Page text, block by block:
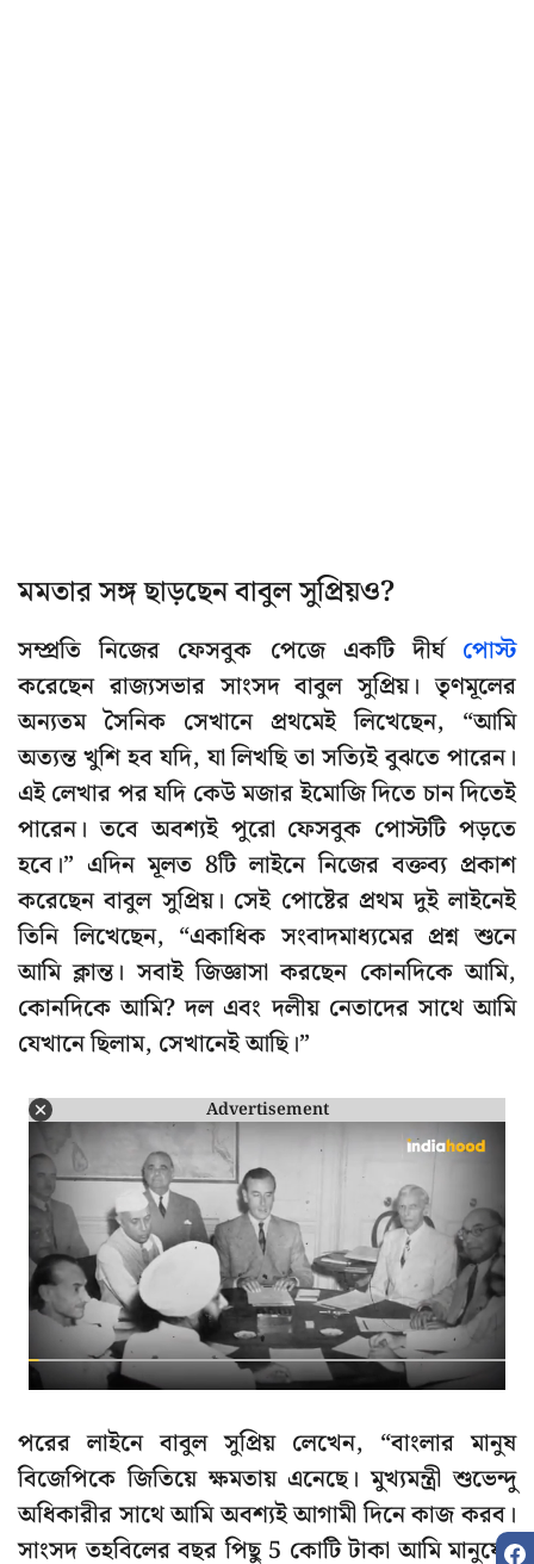
মমতার সঙ্গ ছাড়ছেন বাবুল সুপ্রিয়ও?
সম্প্রতি নিজের ফেসবুক পেজে একটি দীর্ঘ পোস্ট
করেছেন রাজ্যসভার সাংসদ বাবুল সুপ্রিয়। তৃণমূলের
অন্যতম সৈনিক সেখানে প্রথমেই লিখেছেন, “আমি
অত্যন্ত খুশি হব যদি, যা লিখছি তা সত্যিই বুঝতে পারেন।
এই লেখার পর যদি কেউ মজার ইমোজি দিতে চান দিতেই
পারেন। তবে অবশ্যই পুরো ফেসবুক পোস্টটি পড়তে
হবে।” এদিন মূলত 8টি লাইনে নিজের বক্তব্য প্রকাশ
করেছেন বাবুল সুপ্রিয়। সেই পোষ্টের প্রথম দুই লাইনেই
তিনি লিখেছেন, “একাধিক সংবাদমাধ্যমের প্রশ্ন শুনে
আমি ক্লান্ত। সবাই জিজ্ঞাসা করছেন কোনদিকে আমি,
কোনদিকে আমি? দল এবং দলীয় নেতাদের সাথে আমি
যেখানে ছিলাম, সেখানেই আছি।”
Advertisement
পরের লাইনে বাবুল সুপ্রিয় লেখেন, “বাংলার মানুষ
বিজেপিকে জিতিয়ে ক্ষমতায় এনেছে। মুখ্যমন্ত্রী শুভেন্দু
অধিকারীর সাথে আমি অবশ্যই আগামী দিনে কাজ করব।
সাংসদ তহবিলের বছর পিছু 5 কোটি টাকা আমি মানুষের